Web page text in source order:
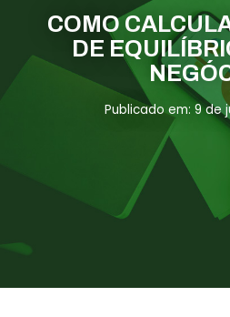
Previdenciária
Abertura de
Assessoria
Links Úteis
Contato
ÁREA DO
COMO
DE
Publicado em: 9 de